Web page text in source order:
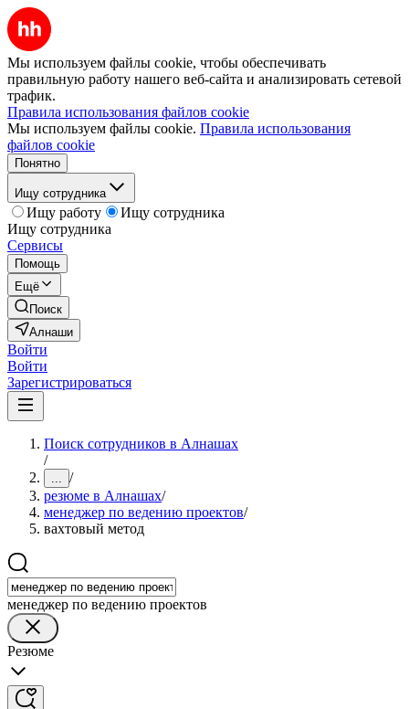
Мы используем файлы cookie, чтобы обеспечивать
правильную работу нашего веб-сайта и анализировать сетевой
трафик.
Правила использования файлов cookie
Мы используем файлы cookie. Правила использования
файлов cookie
Понятно
Ищу сотрудника
Ищу работу
Ищу сотрудника
Ищу сотрудника
Сервисы
Помощь
Ещё
Поиск
Алнаши
Войти
Войти
Зарегистрироваться
Поиск сотрудников в Алнашах
/
... /
резюме в Алнашах/
менеджер по ведению проектов/
вахтовый метод
менеджер по ведению проектов
Резюме